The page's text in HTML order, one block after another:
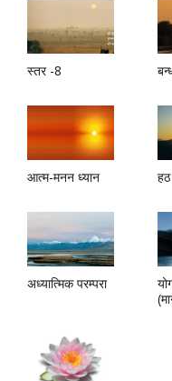
स्तर -8
आत्म-मनन ध्यान हठ
अध्यात्मिक परम्परा